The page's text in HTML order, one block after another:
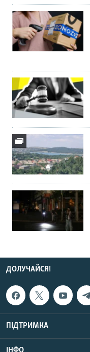
ДОЛУЧАЙСЯ!
ПІДТРИМКА
ІНФО